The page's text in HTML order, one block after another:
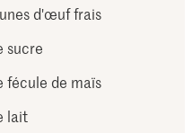
d'œuf frais
sucre
fécule de maïs
lait